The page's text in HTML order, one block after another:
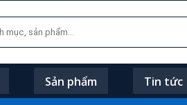
Sản phẩm Tin tức